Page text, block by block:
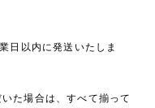
日以内に発送いたしま
た場合は、すべて揃って